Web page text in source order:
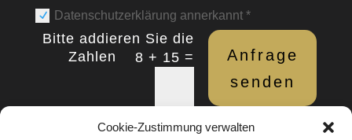
Cookie-Zustimmung verwalten
Datenschutzerklärung annerkannt *
8 + 15 =
Anfrage
senden